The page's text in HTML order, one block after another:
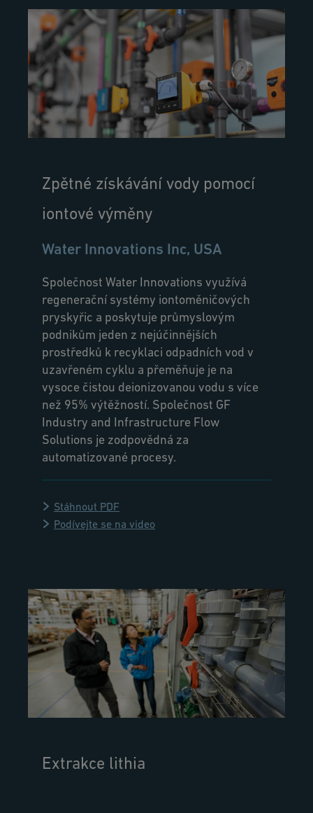
Zpětné získávání vody pomocí
iontové výměny
Water Innovations Inc, USA
Společnost Water Innovations využívá
regenerační systémy iontoměničových
pryskyřic a poskytuje průmyslovým
podnikům jeden z nejúčinnějších
prostředků k recyklaci odpadních vod v
uzavřeném cyklu a přeměňuje je na
vysoce čistou deionizovanou vodu s více
než 95% výtěžností. Společnost GF
Industry and Infrastructure Flow
Solutions je zodpovědná za
automatizované procesy.
Stáhnout PDF
Podívejte se na video
Extrakce lithia